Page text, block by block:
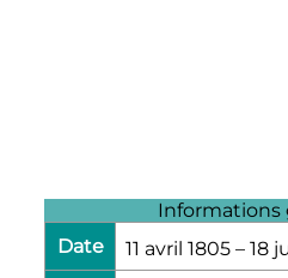
Informations
Date
11 avril 1805 – 18